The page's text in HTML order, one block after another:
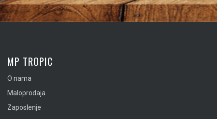
MP TROPIC
O nama
Maloprodaja
Zaposlenje